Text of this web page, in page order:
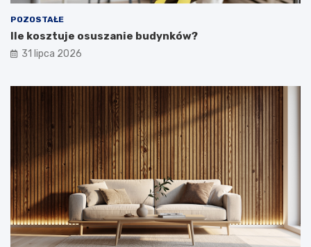
POZOSTAŁE
Ile kosztuje osuszanie budynków?
31 lipca 2026